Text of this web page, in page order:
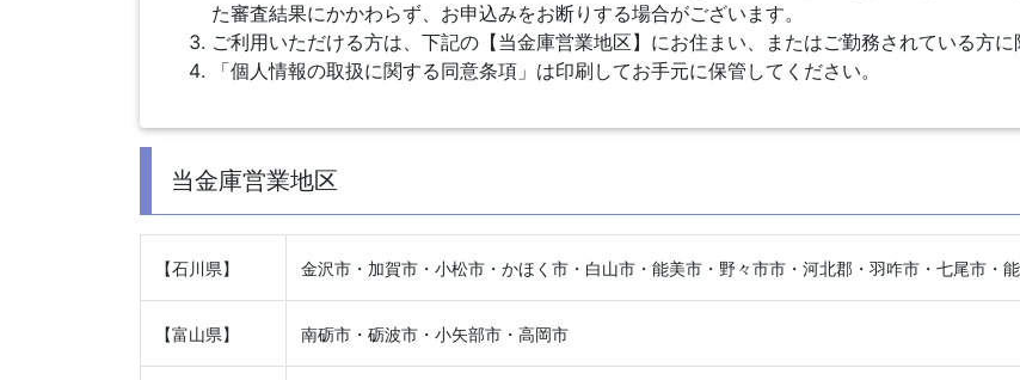
た審査結果にかかわらず、お申込みをお断りする場合がございます。
ご利用いただける方は、下記の【当金庫営業地区】にお住まい、またはご勤務されている方に
「個人情報の取扱に関する同意条項」は印刷してお手元に保管してください。
当金庫営業地区
【石川県】 金沢市・加賀市・小松市・かほく市・白山市・能美市・野々市市・河北郡・羽咋市・七尾市・
【富山県】 南砺市・砺波市・小矢部市・高岡市